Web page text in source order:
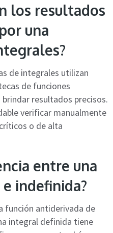
los resultados
una
de integrales utilizan
de funciones
resultados precisos.
verificar manualmente
o de alta
entre una
indefinida?
función antiderivada de
integral definida tiene